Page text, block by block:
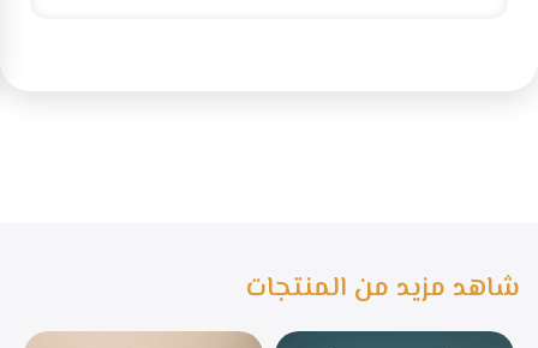
شاهد مزيد من المنتجات